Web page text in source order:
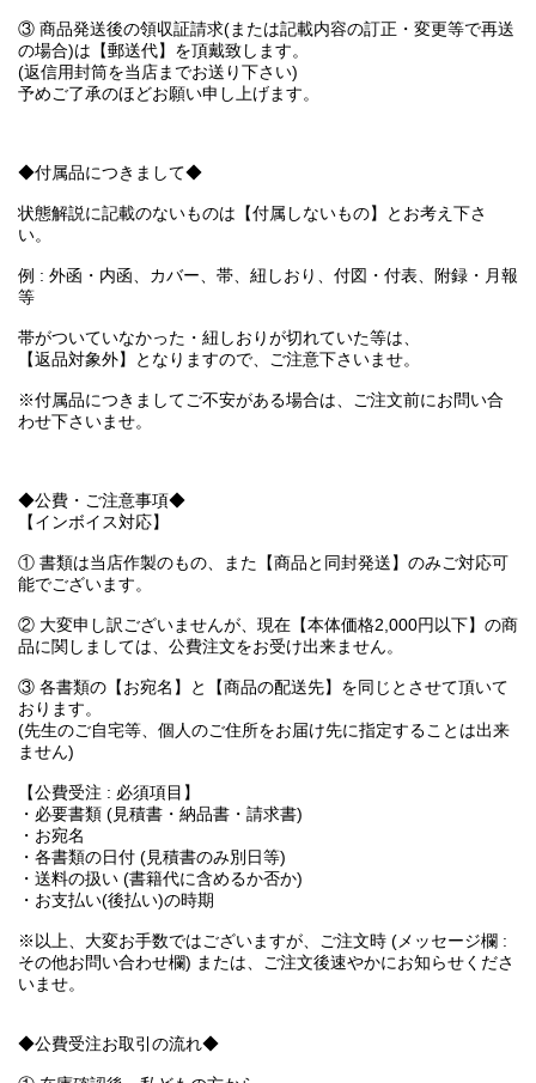
③ 商品発送後の領収証請求(または記載内容の訂正・変更等で再送
の場合)は【郵送代】を頂戴致します。
(返信用封筒を当店までお送り下さい)
予めご了承のほどお願い申し上げます。
◆付属品につきまして◆
状態解説に記載のないものは【付属しないもの】とお考え下さ
い。
例 : 外函・内函、カバー、帯、紐しおり、付図・付表、附録・月報
等
帯がついていなかった・紐しおりが切れていた等は、
【返品対象外】となりますので、ご注意下さいませ。
※付属品につきましてご不安がある場合は、ご注文前にお問い合
わせ下さいませ。
◆公費・ご注意事項◆
【インボイス対応】
① 書類は当店作製のもの、また【商品と同封発送】のみご対応可
能でございます。
② 大変申し訳ございませんが、現在【本体価格2,000円以下】の商
品に関しましては、公費注文をお受け出来ません。
③ 各書類の【お宛名】と【商品の配送先】を同じとさせて頂いて
おります。
(先生のご自宅等、個人のご住所をお届け先に指定することは出来
ません)
【公費受注 : 必須項目】
・必要書類 (見積書・納品書・請求書)
・お宛名
・各書類の日付 (見積書のみ別日等)
・送料の扱い (書籍代に含めるか否か)
・お支払い(後払い)の時期
※以上、大変お手数ではございますが、ご注文時 (メッセージ欄 :
その他お問い合わせ欄) または、ご注文後速やかにお知らせくださ
いませ。
◆公費受注お取引の流れ◆